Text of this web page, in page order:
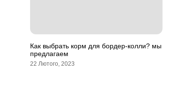
Как выбрать корм для бордер-колли? мы
предлагаем
22 Лютого, 2023